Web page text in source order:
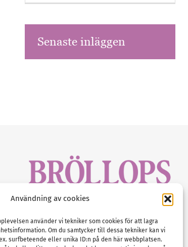
Användning av cookies
använder vi tekniker som cookies för att lagra
Om du samtycker till dessa tekniker kan vi
surfbeteende eller unika ID:n på den här webbplatsen.
Senaste inläggen
Tel :0522-68 11 90
E-post:info@nordicbridalmedia.com